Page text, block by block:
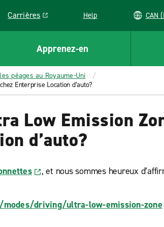
Carrières
Link opens in a new window
Help
Apprenez-en
péages au Royaume-Uni
Enterprise Location d’auto?
Low Emission
d’auto?
, et nous sommes heureux
driving/ultra-low-emission-zone